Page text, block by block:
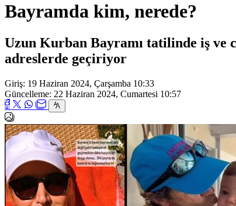
Bayramda kim, nerede?
Uzun Kurban Bayramı tatilinde iş ve
adreslerde geçiriyor
Giriş: 19 Haziran 2024, Çarşamba 10:33
Güncelleme: 22 Haziran 2024, Cumartesi 10:57